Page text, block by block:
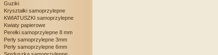
Guziki
Kryształki samoprzylepne
KWIATUSZKI samoprzylepne
Kwiaty papierowe
Perełki samoprzylepne 8 mm
Perły samoprzylepne 3mm
Perły samoprzylepne 6mm